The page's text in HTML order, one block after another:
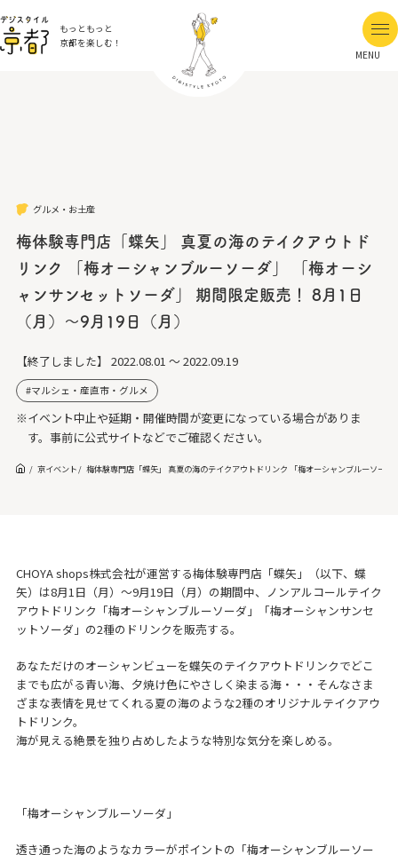
もっともっと
京都を楽しむ！
MENU
グルメ・お土産
梅体験専門店「蝶矢」 真夏の海のテイクアウトド
リンク 「梅オーシャンブルーソーダ」 「梅オーシ
ャンサンセットソーダ」 期間限定販売！ 8月1日
（月）～9月19日（月）
【終了しました】 2022.08.01 ～ 2022.09.19
マルシェ・産直市・グルメ
※イベント中止や延期・開催時間が変更になっている場合がありま
す。事前に公式サイトなどでご確認ください。
京イベント 梅体験専門店「蝶矢」 真夏の海のテイクアウトドリンク 「梅オーシャンブルーソー
CHOYA shops株式会社が運営する梅体験専門店「蝶矢」（以下、蝶
矢）は8月1日（月）～9月19日（月）の期間中、ノンアルコールテイク
アウトドリンク「梅オーシャンブルーソーダ」「梅オーシャンサンセ
ットソーダ」の2種のドリンクを販売する。
あなただけのオーシャンビューを蝶矢のテイクアウトドリンクでどこ
までも広がる青い海、夕焼け色にやさしく染まる海・・・そんなさま
ざまな表情を見せてくれる夏の海のような2種のオリジナルテイクアウ
トドリンク。
海が見える絶景を独り占めしたような特別な気分を楽しめる。
「梅オーシャンブルーソーダ」
透き通った海のようなカラーがポイントの「梅オーシャンブルーソー